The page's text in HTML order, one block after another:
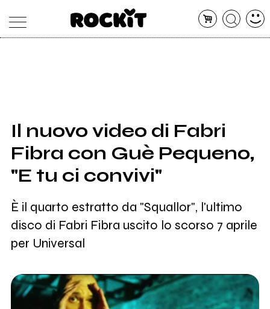
SHOP
RADIO
Il nuovo video di Fabri
Fibra con Guè Pequeno,
"E tu ci convivi"
È il quarto estratto da "Squallor", l'ultimo
disco di Fabri Fibra uscito lo scorso 7 aprile
per Universal